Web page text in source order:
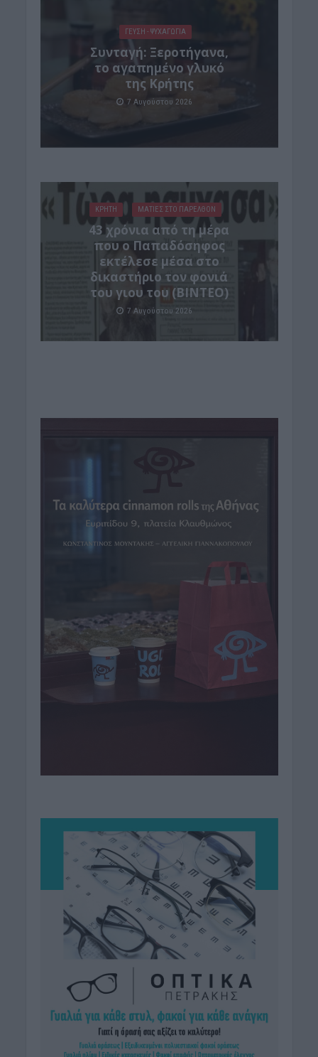
ΓΕΎΣΗ - ΨΥΧΑΓΩΓΊΑ
Συνταγή: Ξεροτήγανα,
το αγαπημένο γλυκό
της Κρήτης
7 Αυγούστου 2026
ΚΡΗΤΗ ΜΑΤΙΕΣ ΣΤΟ ΠΑΡΕΛΘΟΝ
43 χρόνια από τη μέρα
που ο Παπαδόσηφος
εκτέλεσε μέσα στο
δικαστήριο τον φονιά
του γιου του (ΒΙΝΤΕΟ)
7 Αυγούστου 2026